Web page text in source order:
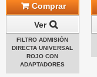
Comprar
Ver
FILTRO ADMISIÓN
DIRECTA UNIVERSAL
ROJO CON
ADAPTADORES